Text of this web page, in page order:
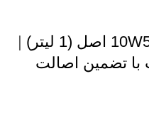
خرید روغن موتول 5100 10W50 اصل (1 لیتر) |
با تضمین اصالت